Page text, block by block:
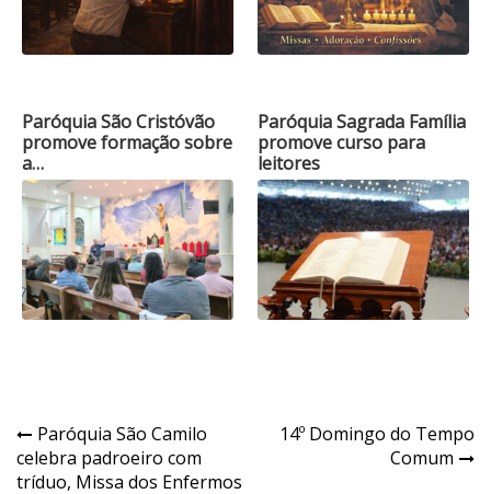
Paróquia São Cristóvão
promove formação sobre
a…
Paróquia Sagrada Família
promove curso para
leitores
Navegação
de
Paróquia São Camilo
celebra padroeiro com
tríduo, Missa dos Enfermos
14º Domingo do Tempo
Comum